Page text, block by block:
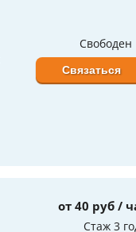
Свободен
Связаться
от 40 руб /
Стаж 3